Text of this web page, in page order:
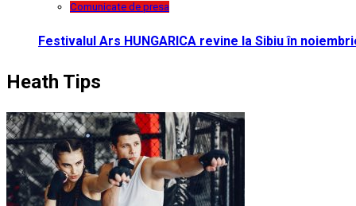
Comunicate de presa
Festivalul Ars HUNGARICA revine la Sibiu în
Heath Tips